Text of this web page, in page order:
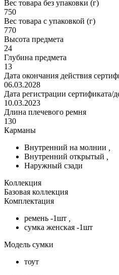
Вес товара без упаковки (г)
750
Вес товара с упаковкой (г)
770
Высота предмета
24
Глубина предмета
13
Дата окончания действия
06.03.2028
Дата регистрации сертификата/
10.03.2023
Длина плечевого ремня
130
Карманы
Внутренний на молнии
Внутренний открытый
Наружный сзади
Коллекция
Базовая коллекция
Комплектация
ремень -1шт
сумка женская -1шт
Модель сумки
тоут